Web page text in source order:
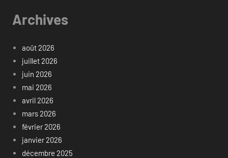
Archives
août 2026
juillet 2026
juin 2026
mai 2026
avril 2026
mars 2026
février 2026
janvier 2026
décembre 2025